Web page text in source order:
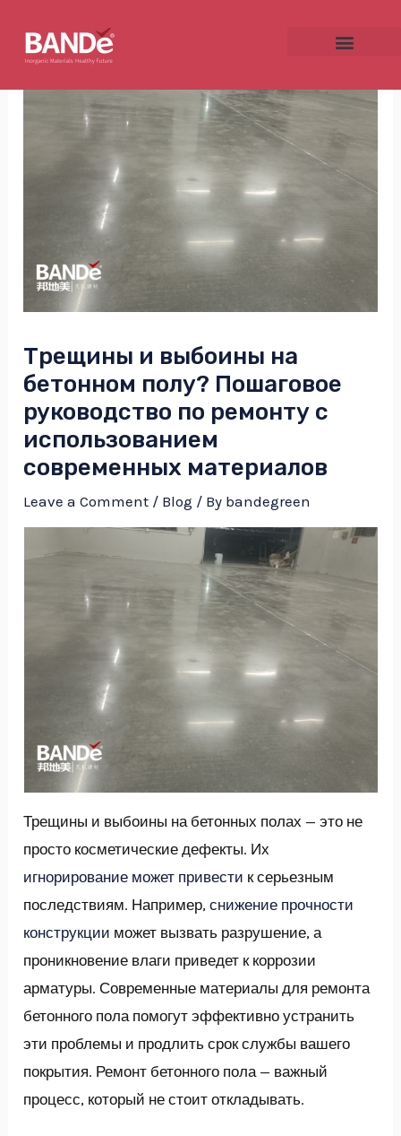
content
Трещины и выбоины на
бетонном полу? Пошаговое
руководство по ремонту с
использованием
современных материалов
Leave a Comment / Blog / By bandegreen
Трещины и выбоины на бетонных полах — это не
просто косметические дефекты. Их
игнорирование может привести к серьезным
последствиям. Например,снижение прочности
конструкции может вызвать разрушение, а
проникновение влаги приведет к коррозии
арматуры. Современные материалы для ремонта
бетонного пола помогут эффективно устранить
эти проблемы и продлить срок службы вашего
покрытия. Ремонт бетонного пола — важный
процесс, который не стоит откладывать.
navigation